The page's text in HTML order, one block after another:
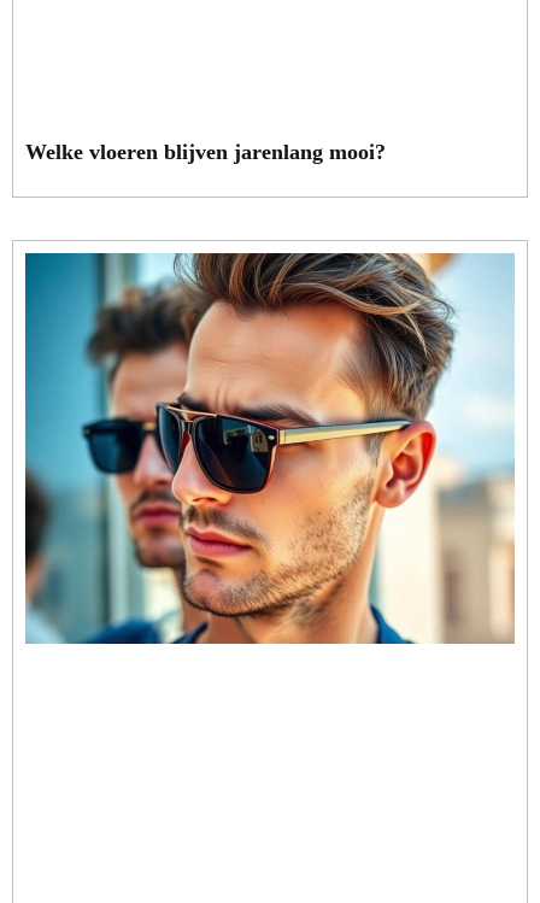
Welke vloeren blijven jarenlang mooi?